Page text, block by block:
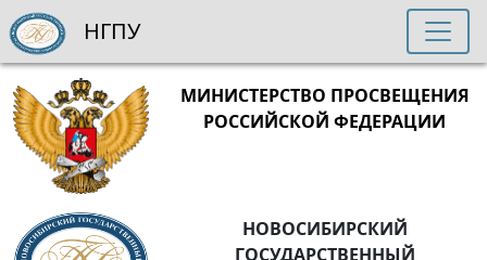
МИНИСТЕРСТВО ПРОСВЕЩЕНИЯ
РОССИЙСКОЙ ФЕДЕРАЦИИ
НОВОСИБИРСКИЙ
ГОСУДАРСТВЕННЫЙ
НГПУ